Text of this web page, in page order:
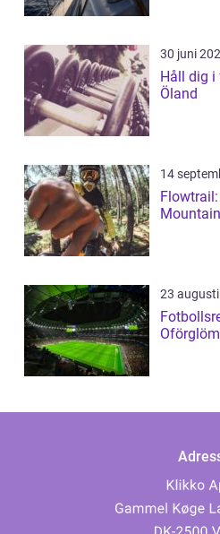
30 juni
Håll dig i
Öland
14
23